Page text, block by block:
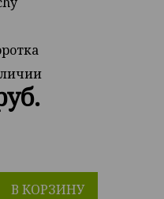
В КОРЗИНУ